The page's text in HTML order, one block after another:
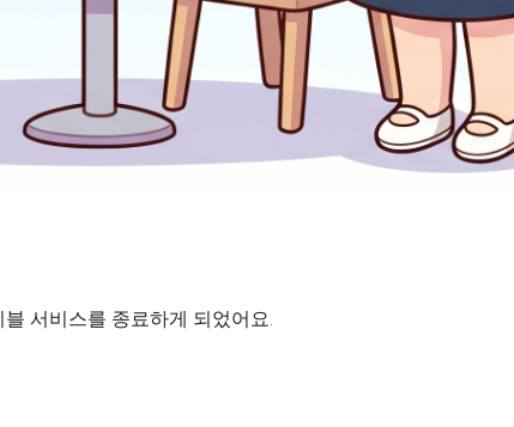
서비스를 종료하게 되었어요.